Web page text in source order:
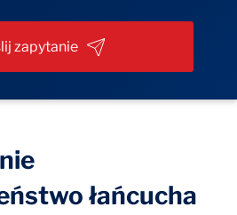
zapytanie
łańcucha